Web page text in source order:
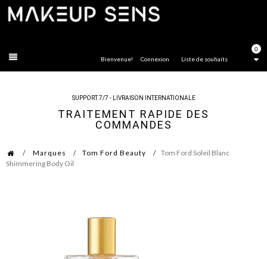
0
Liste de souhaits
Bienvenue! Connexion
SUPPORT 7/7 - LIVRAISON INTERNATIONALE
TRAITEMENT RAPIDE DES
COMMANDES
Marques Tom Ford Beauty
Tom Ford Soleil Blanc
Shimmering Body Oil